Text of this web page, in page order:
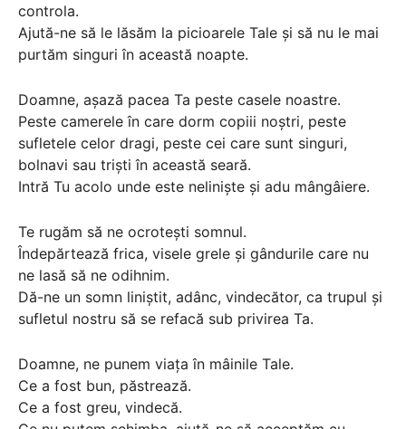
controla.
Ajută-ne să le lăsăm la picioarele Tale și să nu le mai
purtăm singuri în această noapte.
Doamne, așază pacea Ta peste casele noastre.
Peste camerele în care dorm copiii noștri, peste
sufletele celor dragi, peste cei care sunt singuri,
bolnavi sau triști în această seară.
Intră Tu acolo unde este neliniște și adu mângâiere.
Te rugăm să ne ocrotești somnul.
Îndepărtează frica, visele grele și gândurile care nu
ne lasă să ne odihnim.
Dă-ne un somn liniștit, adânc, vindecător, ca trupul și
sufletul nostru să se refacă sub privirea Ta.
Doamne, ne punem viața în mâinile Tale.
Ce a fost bun, păstrează.
Ce a fost greu, vindecă.